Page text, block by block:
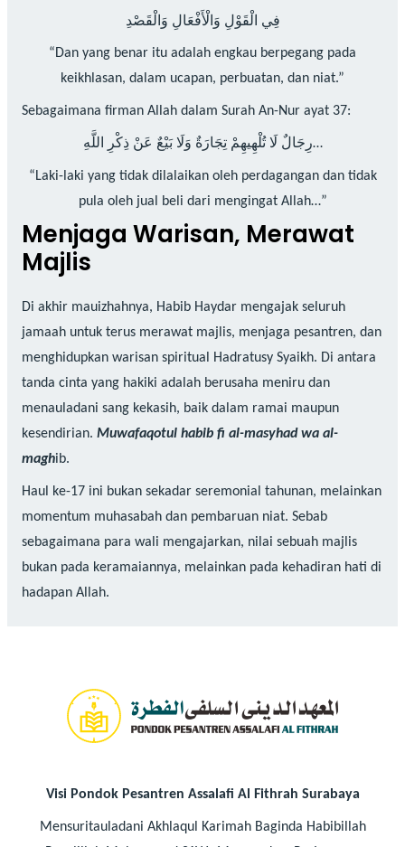
فِي الْقَوْلِ وَالْأَفْعَالِ وَالْقَصْدِ
“Dan yang benar itu adalah engkau berpegang pada
keikhlasan, dalam ucapan, perbuatan, dan niat.”
Sebagaimana firman Allah dalam Surah An-Nur ayat 37:
رِجَالٌ لَا تُلْهِيهِمْ تِجَارَةٌ وَلَا بَيْعٌ عَنْ ذِكْرِ اللَّهِ…
“Laki-laki yang tidak dilalaikan oleh perdagangan dan tidak
pula oleh jual beli dari mengingat Allah…”
Menjaga Warisan, Merawat
Majlis
Di akhir mauizhahnya, Habib Haydar mengajak seluruh
jamaah untuk terus merawat majlis, menjaga pesantren, dan
menghidupkan warisan spiritual Hadratusy Syaikh. Di antara
tanda cinta yang hakiki adalah berusaha meniru dan
menauladani sang kekasih, baik dalam ramai maupun
kesendirian. Muwafaqotul habib fi al-masyhad wa al-
maghib.
Haul ke-17 ini bukan sekadar seremonial tahunan, melainkan
momentum muhasabah dan pembaruan niat. Sebab
sebagaimana para wali mengajarkan, nilai sebuah majlis
bukan pada keramaiannya, melainkan pada kehadiran hati di
hadapan Allah.
Visi Pondok Pesantren Assalafi Al Fithrah Surabaya
Mensuritauladani Akhlaqul Karimah Baginda Habibillah